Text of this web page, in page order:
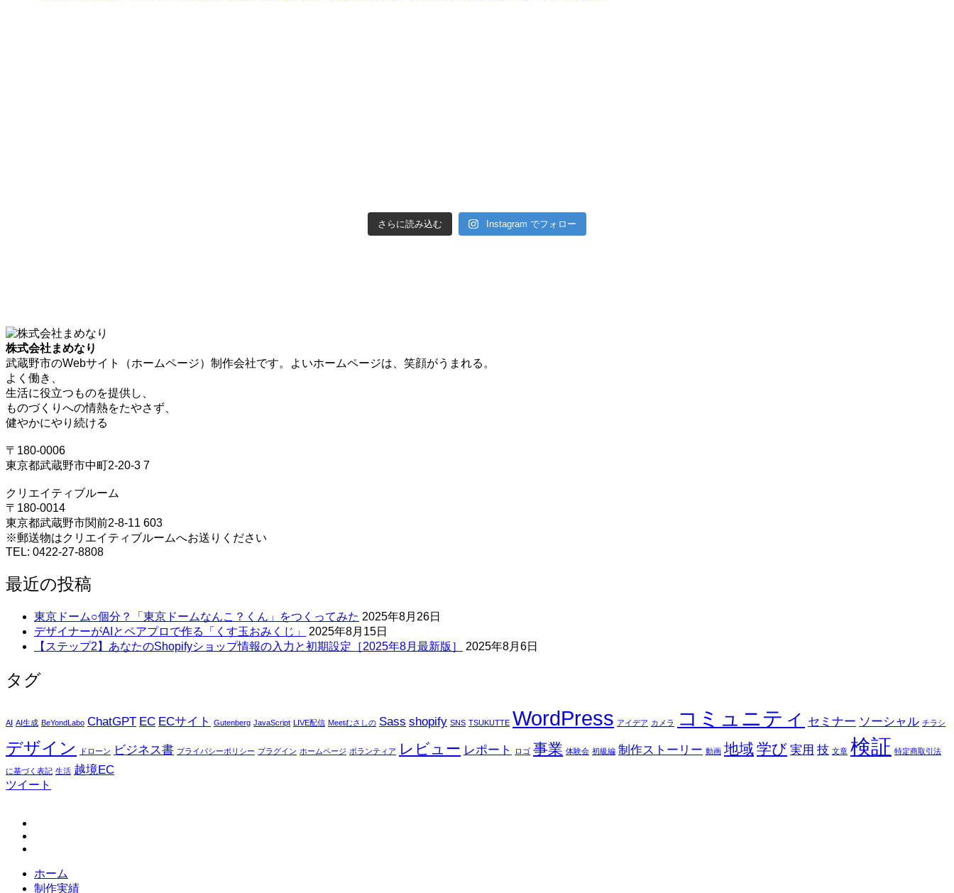
さらに読み込む Instagram でフォロー
株式会社まめなり
武蔵野市のWebサイト（ホームページ）制作会社です。よいホームページは、笑顔がうまれる。
よく働き、
生活に役立つものを提供し、
ものづくりへの情熱をたやさず、
健やかにやり続ける
〒180-0006
東京都武蔵野市中町2-20-3 7
クリエイティブルーム
〒180-0014
東京都武蔵野市関前2-8-11 603
※郵送物はクリエイティブルームへお送りください
TEL: 0422-27-8808
最近の投稿
東京ドーム○個分？「東京ドームなんこ？くん」をつくってみた 2025年8月26日
デザイナーがAIとペアプロで作る「くす玉おみくじ」
2025年8月15日
【ステップ2】あなたのShopifyショップ情報の入力と初期設定［2025年8月最新版］
2025年8月6日
タグ
AI AI生成 BeYondLabo ChatGPT EC ECサイト Gutenberg JavaScript LIVE配信 Meetむさしの Sass shopify SNS TSUKUTTE WordPress アイデア カメラ コミュニティ セミナー ソーシャル チラシ
デザイン ドローン ビジネス書 プライバシーポリシー プラグイン ホームページ ボランティア レビュー レポート ロゴ 事業 体験会 初級編 制作ストーリー 動画 地域学び 実用 技 文章 検証 特定商取引法
に基づく表記 生活 越境EC
ツイート
ホーム
制作実績